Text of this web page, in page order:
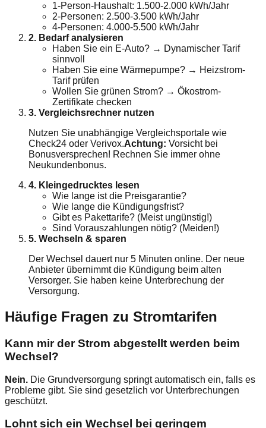
1-Person-Haushalt: 1.500-2.000 kWh/Jahr
2-Personen: 2.500-3.500 kWh/Jahr
4-Personen: 4.000-5.500 kWh/Jahr
2. Bedarf analysieren
Haben Sie ein E-Auto? → Dynamischer Tarif
sinnvoll
Haben Sie eine Wärmepumpe? → Heizstrom-
Tarif prüfen
Wollen Sie grünen Strom? → Ökostrom-
Zertifikate checken
3. Vergleichsrechner nutzen
Nutzen Sie unabhängige Vergleichsportale wie
Check24 oder Verivox.Achtung: Vorsicht bei
Bonusversprechen! Rechnen Sie immer ohne
Neukundenbonus.
4. Kleingedrucktes lesen
Wie lange ist die Preisgarantie?
Wie lange die Kündigungsfrist?
Gibt es Pakettarife? (Meist ungünstig!)
Sind Vorauszahlungen nötig? (Meiden!)
5. Wechseln & sparen
Der Wechsel dauert nur 5 Minuten online. Der neue
Anbieter übernimmt die Kündigung beim alten
Versorger. Sie haben keine Unterbrechung der
Versorgung.
Häufige Fragen zu Stromtarifen
Kann mir der Strom abgestellt werden beim
Wechsel?
Nein. Die Grundversorgung springt automatisch ein, falls es
Probleme gibt. Sie sind gesetzlich vor Unterbrechungen
geschützt.
Lohnt sich ein Wechsel bei geringem